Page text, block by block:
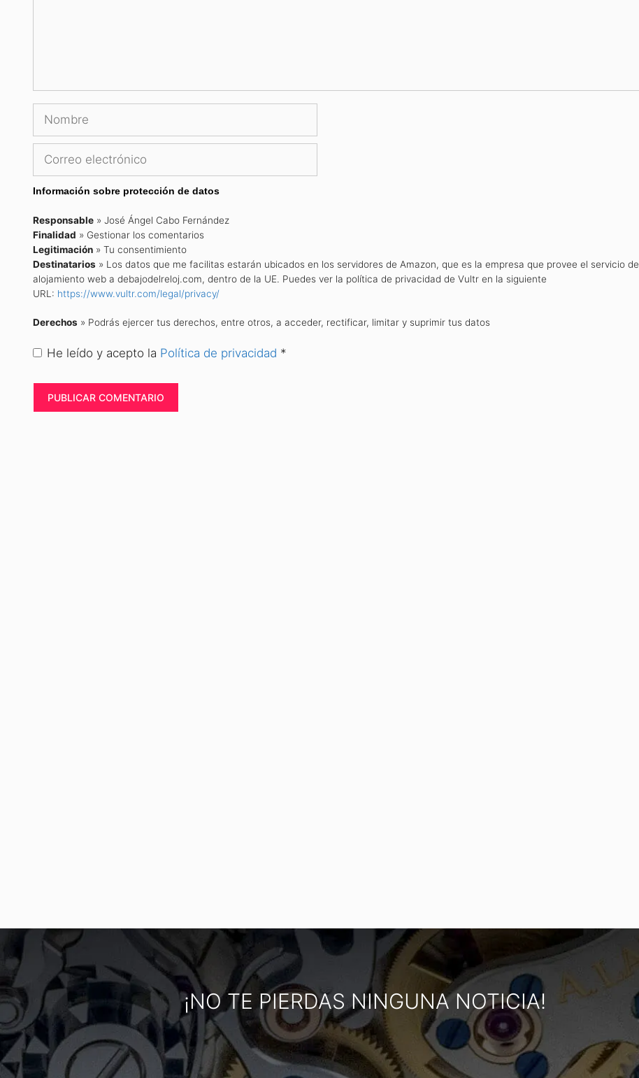
Nombre
Correo
Información sobre protección de datos
Responsable » José Ángel Cabo Fernández
Finalidad » Gestionar los comentarios
Legitimación » Tu consentimiento
Destinatarios » Los datos que me facilitas estarán ubicados en los servidores de Amazon, que es la empresa que provee el servicio de
alojamiento web a debajodelreloj.com, dentro de la UE. Puedes ver la política de privacidad de Vultr en la siguiente
URL: https://www.vultr.com/legal/privacy/
Derechos » Podrás ejercer tus derechos, entre otros, a acceder, rectificar, limitar y suprimir tus datos
He leído y acepto la Política de privacidad *
¡NO TE PIERDAS NINGUNA NOTICIA!